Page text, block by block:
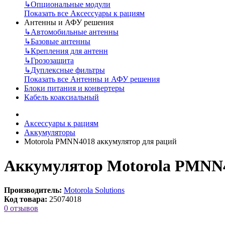
↳Опциональные модули
Показать все Аксессуары к рациям
Антенны и АФУ решения
↳Автомобильные антенны
↳Базовые антенны
↳Крепления для антенн
↳Грозозащита
↳Дуплексные фильтры
Показать все Антенны и АФУ решения
Блоки питания и конвертеры
Кабель коаксиальный
Аксессуары к рациям
Аккумуляторы
Motorola PMNN4018 аккумулятор для раций
Аккумулятор Motorola
Производитель: Motorola Solutions
Код товара: 25074018
0 отзывов